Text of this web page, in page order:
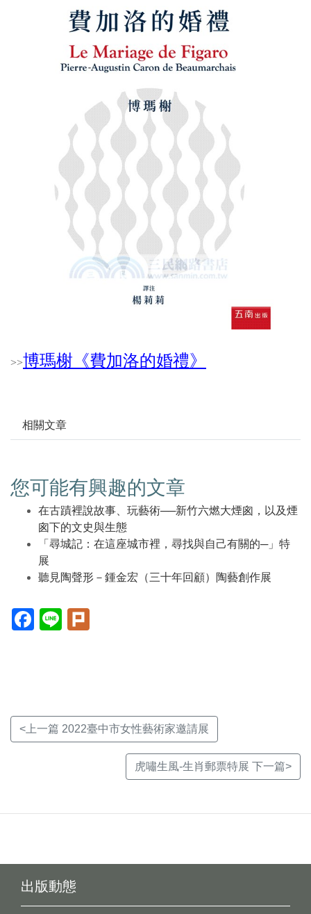
>>博瑪榭《費加洛的婚禮》
相關文章
您可能有興趣的文章
在古蹟裡說故事、玩藝術──新竹六燃大煙囪，以及煙
囪下的文史與生態
「尋城記：在這座城市裡，尋找與自己有關的─」特
展
聽見陶聲形－鍾金宏（三十年回顧）陶藝創作展
Facebook(另
開
Line(另
開
<上一篇 2022臺中市女性藝術家邀請展
虎嘯生風-生肖郵票特展 下一篇>
出版動態